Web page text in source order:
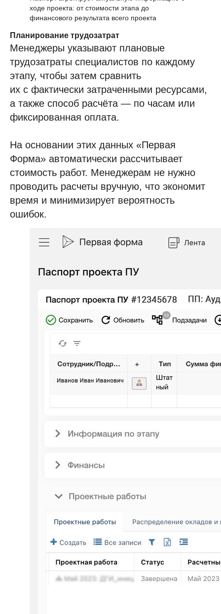
ходе проекта: от стоимости этапа до
финансового результата всего проекта
Планирование трудозатрат
Менеджеры указывают плановые
трудозатраты специалистов по каждому
этапу, чтобы затем сравнить
их с фактически затраченными ресурсами,
а также способ расчёта — по часам или
фиксированная оплата.
На основании этих данных «Первая
Форма» автоматически рассчитывает
стоимость работ. Менеджерам не нужно
проводить расчеты вручную, что экономит
время и минимизирует вероятность
ошибок.